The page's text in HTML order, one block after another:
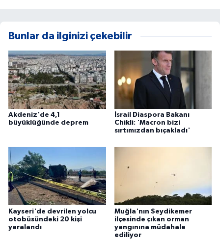
Bunlar da ilginizi çekebilir
Akdeniz'de 4,1
büyüklüğünde deprem
İsrail Diaspora Bakanı
Chikli: 'Macron bizi
sırtımızdan bıçakladı'
Kayseri'de devrilen yolcu
otobüsündeki 20 kişi
yaralandı
Muğla'nın Seydikemer
ilçesinde çıkan orman
yangınına müdahale
ediliyor